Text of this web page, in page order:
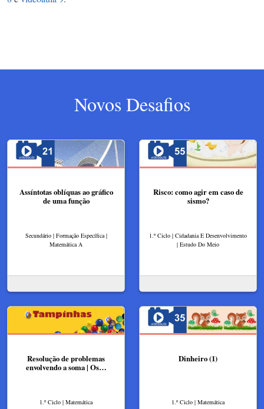
Novos Desafios
Assíntotas oblíquas ao gráfico
de uma função
Secundário | Formação Específica |
Matemática A
Risco: como agir em caso de
sismo?
1.º Ciclo | Cidadania E Desenvolvimento
| Estudo Do Meio
Resolução de problemas
envolvendo a soma | Os…
1.º Ciclo | Matemática
Dinheiro (1)
1.º Ciclo | Matemática